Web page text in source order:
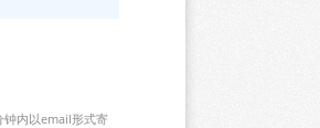
钟内以email形式寄